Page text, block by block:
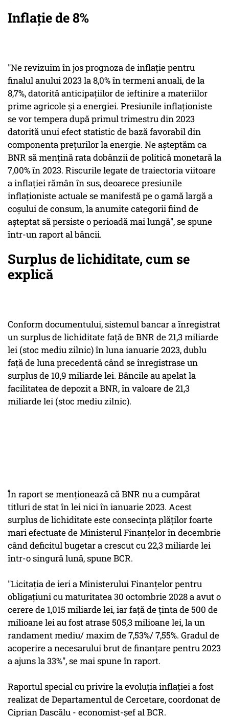
Inflație de 8%
"Ne revizuim în jos prognoza de inflaţie pentru
finalul anului 2023 la 8,0% în termeni anuali, de la
8,7%, datorită anticipaţiilor de ieftinire a materiilor
prime agricole şi a energiei. Presiunile inflaţioniste
se vor tempera după primul trimestru din 2023
datorită unui efect statistic de bază favorabil din
componenta preţurilor la energie. Ne aşteptăm ca
BNR să menţină rata dobânzii de politică monetară la
7,00% în 2023. Riscurile legate de traiectoria viitoare
a inflaţiei rămân în sus, deoarece presiunile
inflaţioniste actuale se manifestă pe o gamă largă a
coşului de consum, la anumite categorii fiind de
aşteptat să persiste o perioadă mai lungă", se spune
într-un raport al băncii.
Surplus de lichiditate, cum se
explică
Conform documentului, sistemul bancar a înregistrat
un surplus de lichiditate faţă de BNR de 21,3 miliarde
lei (stoc mediu zilnic) în luna ianuarie 2023, dublu
faţă de luna precedentă când se înregistrase un
surplus de 10,9 miliarde lei. Băncile au apelat la
facilitatea de depozit a BNR, în valoare de 21,3
miliarde lei (stoc mediu zilnic).
În raport se menţionează că BNR nu a cumpărat
titluri de stat în lei nici în ianuarie 2023. Acest
surplus de lichiditate este consecinţa plăţilor foarte
mari efectuate de Ministerul Finanţelor în decembrie
când deficitul bugetar a crescut cu 22,3 miliarde lei
într-o singură lună, spune BCR.
"Licitaţia de ieri a Ministerului Finanţelor pentru
obligaţiuni cu maturitatea 30 octombrie 2028 a avut o
cerere de 1,015 miliarde lei, iar faţă de ţinta de 500 de
milioane lei au fost atrase 505,3 milioane lei, la un
randament mediu/ maxim de 7,53%/ 7,55%. Gradul de
acoperire a necesarului brut de finanţare pentru 2023
a ajuns la 33%", se mai spune în raport.
Raportul special cu privire la evoluţia inflaţiei a fost
realizat de Departamentul de Cercetare, coordonat de
Ciprian Dascălu - economist-şef al BCR.